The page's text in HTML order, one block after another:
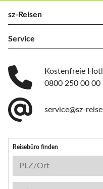
sz-Reisen
Service
Kostenfreie
0800 250 00 00
service@sz-
Reisebüro finden
Reisebüro-Suche
PLZ/Ort